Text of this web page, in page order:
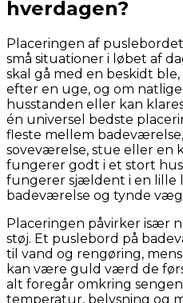
hverdagen?
Placeringen af
små situationer i løbet af
skal gå med en beskidt
efter en uge, og om
husstanden eller kan
én universel bedste
fleste mellem
soveværelse, stue eller en
fungerer godt i et stort
fungerer sjældent i en lille
badeværelse og tynde
Placeringen påvirker især
støj. Et puslebord på
til vand og rengøring,
kan være guld værd de
alt foregår omkring
temperatur, belysning og